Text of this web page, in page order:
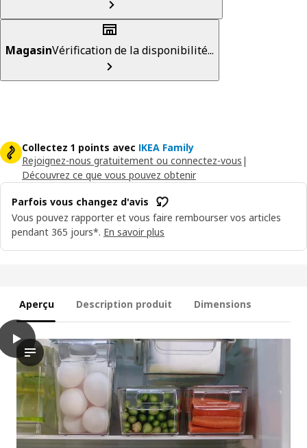
MagasinVérification de la disponibilité...
Collectez 1 points avec IKEA Family
Rejoignez-nous gratuitement ou connectez-vous |
Découvrez ce que vous pouvez obtenir
Parfois vous changez d'avis
Vous pouvez rapporter et vous faire rembourser vos articles
pendant 365 jours*. En savoir plus
Aperçu Description produit Dimensions
play
La vidéo montre une démonstration d’un produit nommé
KLIPPKAKTUS Plateau pivotant